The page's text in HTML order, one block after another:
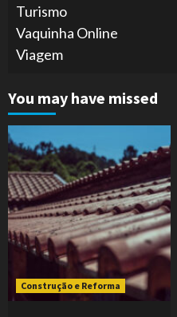
Turismo
Vaquinha Online
Viagem
You may have missed
Construção e Reforma